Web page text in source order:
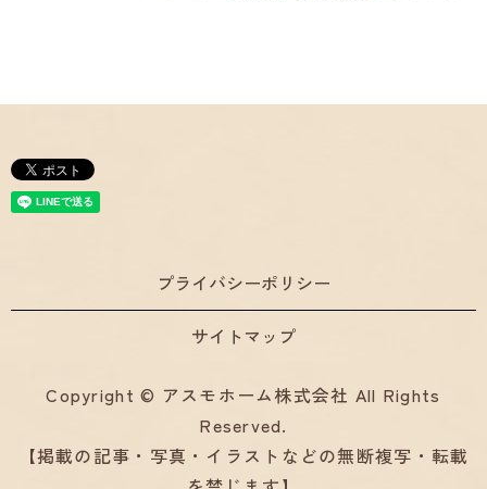
プライバシーポリシー
サイトマップ
Copyright © アスモホーム株式会社 All Rights
Reserved.
【掲載の記事・写真・イラストなどの無断複写・転載